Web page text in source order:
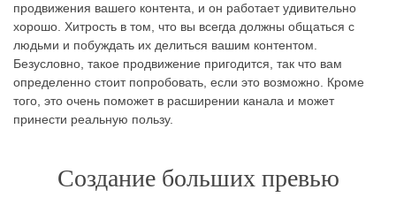
продвижения вашего контента, и он работает удивительно
хорошо. Хитрость в том, что вы всегда должны общаться с
людьми и побуждать их делиться вашим контентом.
Безусловно, такое продвижение пригодится, так что вам
определенно стоит попробовать, если это возможно. Кроме
того, это очень поможет в расширении канала и может
принести реальную пользу.
Создание больших превью